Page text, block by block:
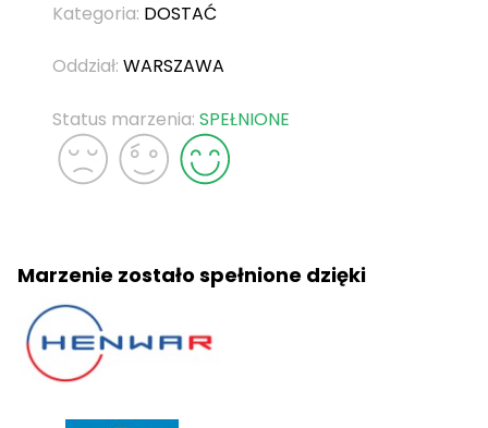
Kategoria: DOSTAĆ
Oddział: WARSZAWA
Status marzenia: SPEŁNIONE
Marzenie zostało spełnione dzięki